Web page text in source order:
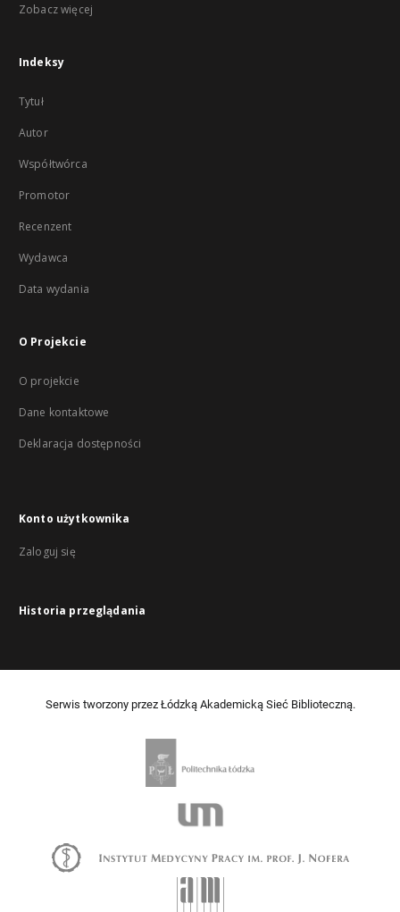
Zobacz więcej
Indeksy
Tytuł
Autor
Współtwórca
Promotor
Recenzent
Wydawca
Data wydania
O Projekcie
O projekcie
Dane kontaktowe
Deklaracja dostępności
Konto użytkownika
Zaloguj się
Historia przeglądania
Serwis tworzony przez Łódzką Akademicką Sieć Biblioteczną.